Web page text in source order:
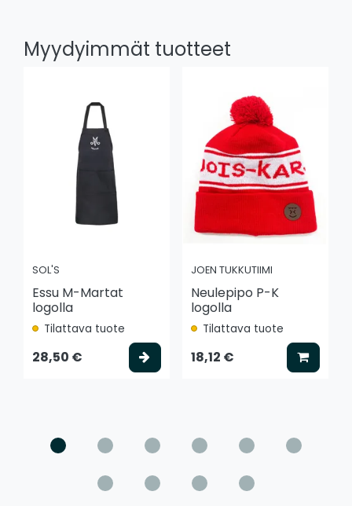
Myydyimmät tuotteet
SOL'S
Essu M-Martat
logolla
Tilattava tuote
28,50 € Valitse vaihtoehto
JOEN TUKKUTIIMI
Neulepipo P-K
logolla
Tilattava tuote
18,12 € Lisää